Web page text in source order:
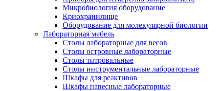
Микробиология оборудование
Криохранилище
Оборудование для молекулярной биологии
Лабораторная мебель
Столы лабораторные для весов
Столы островные лабораторные
Столы титровальные
Столы инструментальные лабораторные
Шкафы для реактивов
Шкафы навесные лабораторные